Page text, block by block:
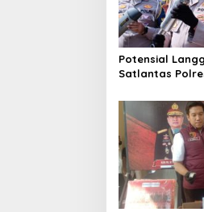
Potensial
Satlantas
Brong